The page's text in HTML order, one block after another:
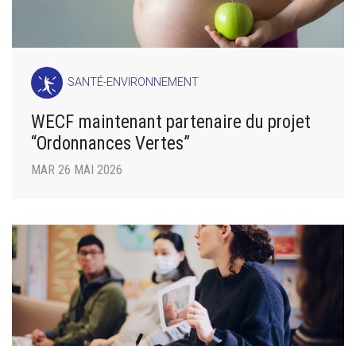
SANTÉ-ENVIRONNEMENT
WECF maintenant partenaire du projet
“Ordonnances Vertes”
MAR 26 MAI 2026